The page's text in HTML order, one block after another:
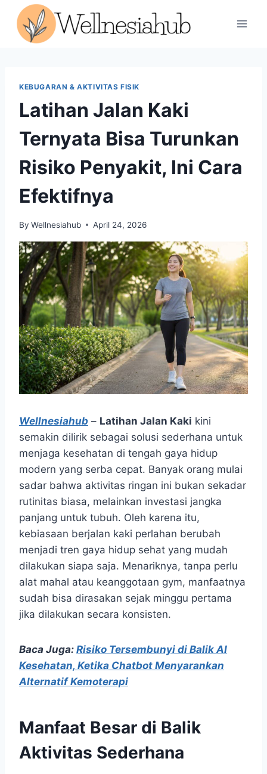
content
KEBUGARAN & AKTIVITAS FISIK
Latihan Jalan Kaki
Ternyata Bisa Turunkan
Risiko Penyakit, Ini Cara
Efektifnya
By Wellnesiahub April 24, 2026
Wellnesiahub – Latihan Jalan Kaki kini
semakin dilirik sebagai solusi sederhana untuk
menjaga kesehatan di tengah gaya hidup
modern yang serba cepat. Banyak orang mulai
sadar bahwa aktivitas ringan ini bukan sekadar
rutinitas biasa, melainkan investasi jangka
panjang untuk tubuh. Oleh karena itu,
kebiasaan berjalan kaki perlahan berubah
menjadi tren gaya hidup sehat yang mudah
dilakukan siapa saja. Menariknya, tanpa perlu
alat mahal atau keanggotaan gym, manfaatnya
sudah bisa dirasakan sejak minggu pertama
jika dilakukan secara konsisten.
Baca Juga: Risiko Tersembunyi di Balik AI
Kesehatan, Ketika Chatbot Menyarankan
Alternatif Kemoterapi
Manfaat Besar di Balik
Aktivitas Sederhana